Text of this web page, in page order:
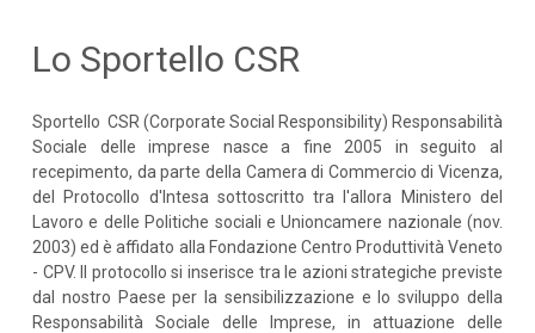
Lo Sportello CSR
Sportello CSR (Corporate Social Responsibility) Responsabilità
Sociale delle imprese nasce a fine 2005 in seguito al
recepimento, da parte della Camera di Commercio di Vicenza,
del Protocollo d'Intesa sottoscritto tra l'allora Ministero del
Lavoro e delle Politiche sociali e Unioncamere nazionale (nov.
2003) ed è affidato alla Fondazione Centro Produttività Veneto
- CPV. Il protocollo si inserisce tra le azioni strategiche previste
dal nostro Paese per la sensibilizzazione e lo sviluppo della
Responsabilità Sociale delle Imprese, in attuazione delle